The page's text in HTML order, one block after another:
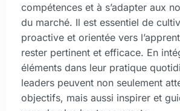
compétences et à s’adapter aux
du marché. Il est essentiel de
proactive et orientée vers
rester pertinent et efficace. En
éléments dans leur pratique
leaders peuvent non seulement
objectifs, mais aussi inspirer et